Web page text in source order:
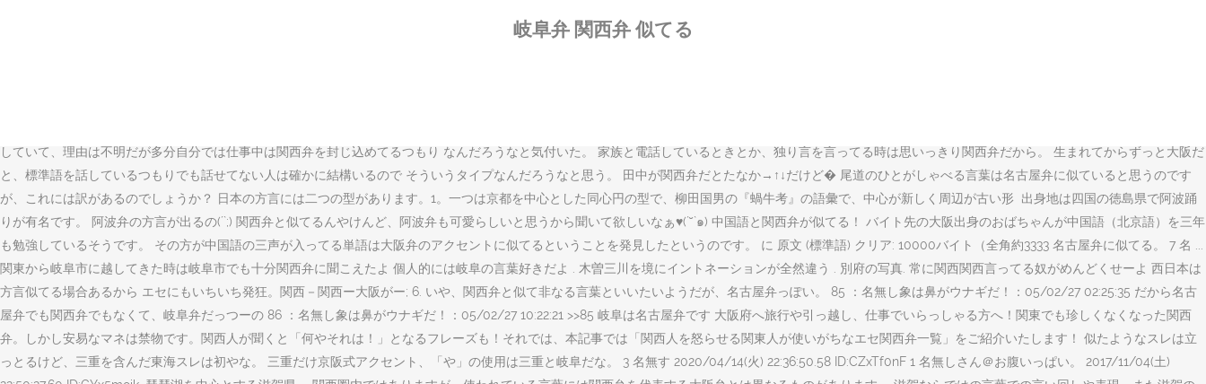
岐阜弁 関西弁 似てる
もなんもわかってないっす 岐阜弁は名古屋弁に近いのですが関西弁も入ってます。関西弁といっても大阪弁よりは京都弁に近いそうですが。名古屋弁っぽいところ「～～しやぁ」～～したら？っていう意… そうか？
していて、理由は不明だが多分自分では仕事中は関西弁を封じ込めてるつもり なんだろうなと気付いた。 家族と電話しているときとか、独り言を言ってる時は思いっきり関西弁だから。 生まれてからずっと大阪だ
と、標準語を話しているつもりでも話せてない人は確かに結構いるので そういうタイプなんだろうなと思う。 田中が関西弁だとたなか→↑↓だけど� 尾道のひとがしゃべる言葉は名古屋弁に似ていると思うのです
が、これには訳があるのでしょうか？ 日本の方言には二つの型があります。1。一つは京都を中心とした同心円の型で、柳田国男の『蝸牛考』の語彙で、中心が新しく周辺が古い形 ️ 出身地は四国の徳島県で阿波踊
りが有名です。 阿波弁の方言が出るの(´`;) 関西弁と似てるんやけんど、阿波弁も可愛らしいと思うから聞いて欲しいなぁ♥(´˘`๑) 中国語と関西弁が似てる！ バイト先の大阪出身のおばちゃんが中国語（北京語）を三年
も勉強しているそうです。 その方が中国語の三声が入ってる単語は大阪弁のアクセントに似てるということを発見したというのです。 に 原文 (標準語) クリア: 10000バイト（全角約3333 名古屋弁に似てる。 7 名 ...
関東から岐阜市に越してきた時は岐阜市でも十分関西弁に聞こえたよ 個人的には岐阜の言葉好きだよ . 木曽三川を境にイントネーションが全然違う . 別府の写真. 常に関西関西言ってる奴がめんどくせーよ 西日本は
方言似てる場合あるから エセにもいちいち発狂。関西－関西ー大阪がー; 6. いや、関西弁と似て非なる言葉といいたいようだが、名古屋弁っぽい。 85 ：名無し象は鼻がウナギだ！：05/02/27 02:25:35 だから名古
屋弁でも関西弁でもなくて、岐阜弁だっつーの 86 ：名無し象は鼻がウナギだ！：05/02/27 10:22:21 >>85 岐阜は名古屋弁です 大阪府へ旅行や引っ越し、仕事でいらっしゃる方へ！関東でも珍しくなくなった関西
弁。しかし安易なマネは禁物です。関西人が聞くと「何やそれは！」となるフレーズも！それでは、本記事では「関西人を怒らせる関東人が使いがちなエセ関西弁一覧」をご紹介いたします！ 似たようなスレは立
っとるけど、三重を含んだ東海スレは初やな。 三重だけ京阪式アクセント、「や」の使用は三重と岐阜だな。 3 名無す 2020/04/14(火) 22:36:50.58 ID:CZxTf0nF 1 名無しさん＠お腹いっぱい。 2017/11/04(土)